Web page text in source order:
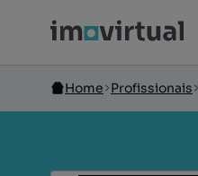
Home Profissionais